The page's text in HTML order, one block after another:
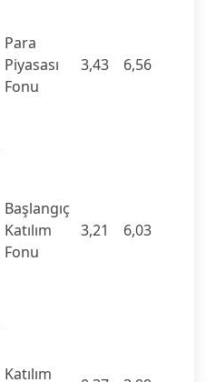
Para
Piyasası
Fonu
3,43 6,56
Başlangıç
Katılım
Fonu
3,21 6,03
Katılım